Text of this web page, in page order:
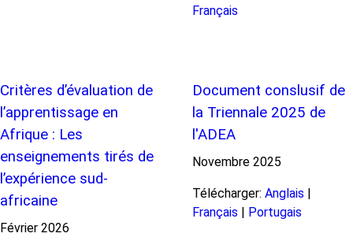
Français
Critères d’évaluation de
l’apprentissage en
Afrique : Les
enseignements tirés de
l’expérience sud-
africaine
Février 2026
Document conslusif de
la Triennale 2025 de
l'ADEA
Novembre 2025
Télécharger: Anglais |
Français | Portugais